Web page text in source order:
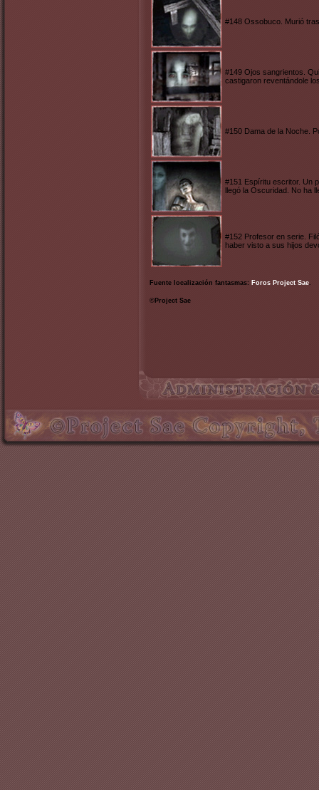
#148 Ossobuco. Murió
#149 Ojos sangrientos.
castigaron reventándole
#150 Dama de la Noche.
#151 Espíritu escritor. Un
llegó la Oscuridad. No ha
#152 Profesor en serie.
haber visto a sus hijos
Fuente localización fantasmas: Foros Project Sae.
©Project Sae